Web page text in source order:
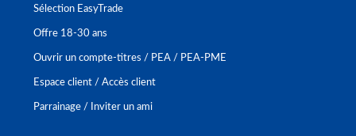
Sélection EasyTrade
Offre 18-30 ans
Ouvrir un compte-titres / PEA / PEA-PME
Espace client / Accès client
Parrainage / Inviter un ami